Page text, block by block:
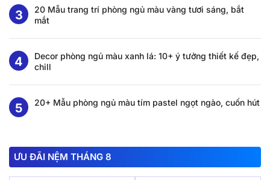
20 Mẫu trang trí phòng ngủ màu vàng tươi sáng, bắt
mắt
Decor phòng ngủ màu xanh lá: 10+ ý tưởng thiết kế đẹp,
chill
20+ Mẫu phòng ngủ màu tím pastel ngọt ngào, cuốn hút
ƯU ĐÃI NỆM THÁNG 8